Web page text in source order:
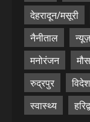
देहरादून/मसूरी
नैनीताल
न्यूज़
मनोरंजन
रुद्रपुर
विदेश
स्वास्थ्य